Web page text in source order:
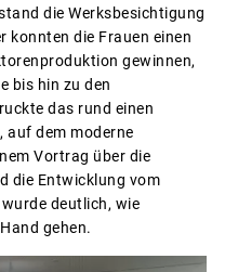
die Werksbesichtigung
konnten die Frauen einen
gewinnen,
bis hin zu den
das rund einen
auf dem moderne
Vortrag über die
die Entwicklung vom
deutlich, wie
gehen.